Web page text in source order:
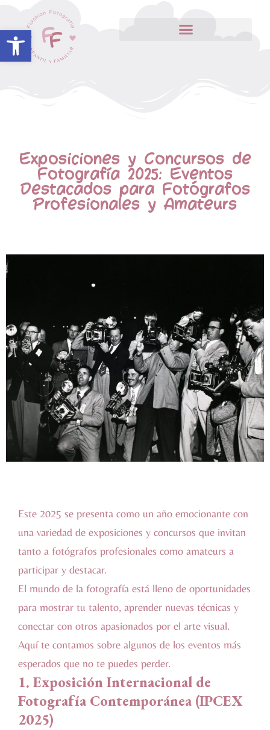
Abrir barra de herramientas
Exposiciones y Concursos de
Fotografía 2025: Eventos
Destacados para Fotógrafos
Profesionales y Amateurs
Este 2025 se presenta como un año emocionante con
una variedad de exposiciones y concursos que invitan
tanto a fotógrafos profesionales como amateurs a
participar y destacar.
El mundo de la fotografía está lleno de oportunidades
para mostrar tu talento, aprender nuevas técnicas y
conectar con otros apasionados por el arte visual.
Aquí te contamos sobre algunos de los eventos más
esperados que no te puedes perder.
1. Exposición Internacional de
Fotografía Contemporánea (IPCEX
2025)